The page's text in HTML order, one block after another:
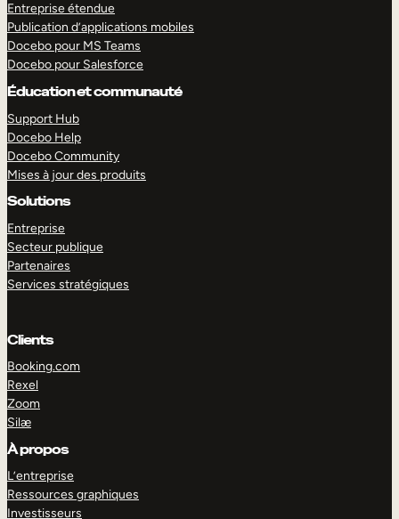
Entreprise étendue
Publication d’applications mobiles
Docebo pour MS Teams
Docebo pour Salesforce
Éducation et communauté
Support Hub
Docebo Help
Docebo Community
Mises à jour des produits
Solutions
Entreprise
Secteur publique
Partenaires
Services stratégiques
Clients
Booking.com
Rexel
Zoom
Silæ
À propos
L’entreprise
Ressources graphiques
Investisseurs